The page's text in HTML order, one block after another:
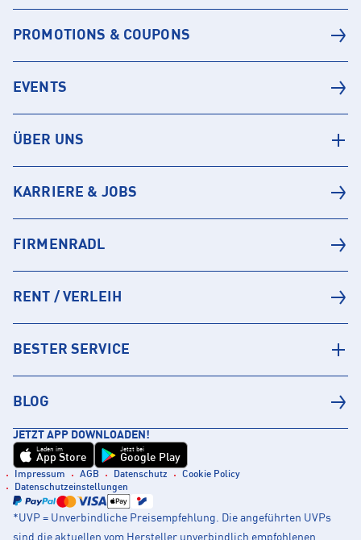
PROMOTIONS & COUPONS
EVENTS
ÜBER UNS
KARRIERE & JOBS
FIRMENRADL
RENT / VERLEIH
BESTER SERVICE
BLOG
JETZT APP DOWNLOADEN!
Laden im
App Store
Jetzt bei
Google Play
Impressum AGB Datenschutz
Cookie Policy
Datenschutzeinstellungen
*UVP = Unverbindliche Preisempfehlung. Die angeführten UVPs